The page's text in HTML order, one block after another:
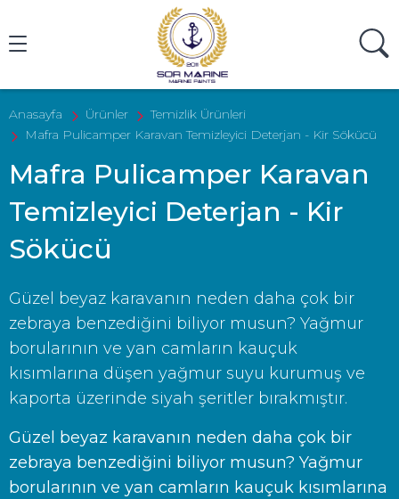
Anasayfa Ürünler
Temizlik Ürünleri
Mafra Pulicamper Karavan Temizleyici Deterjan - Kir Sökücü
Mafra Pulicamper Karavan
Temizleyici Deterjan - Kir
Sökücü
Güzel beyaz karavanın neden daha çok bir
zebraya benzediğini biliyor musun? Yağmur
borularının ve yan camların kauçuk
kısımlarına düşen yağmur suyu kurumuş ve
kaporta üzerinde siyah şeritler bırakmıştır.
Güzel beyaz karavanın neden daha çok bir
zebraya benzediğini biliyor musun? Yağmur
borularının ve yan camların kauçuk kısımlarına